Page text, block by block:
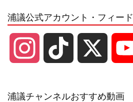
浦議公式アカウント・フィード
浦議チャンネルおすすめ動画